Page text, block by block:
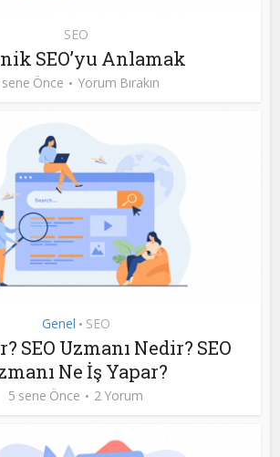
SEO
SEO’yu Anlamak
sene Önce Yorum Bırakın
Genel • SEO
SEO Uzmanı Nedir? SEO
Ne İş Yapar?
5 sene Önce 2 Yorum